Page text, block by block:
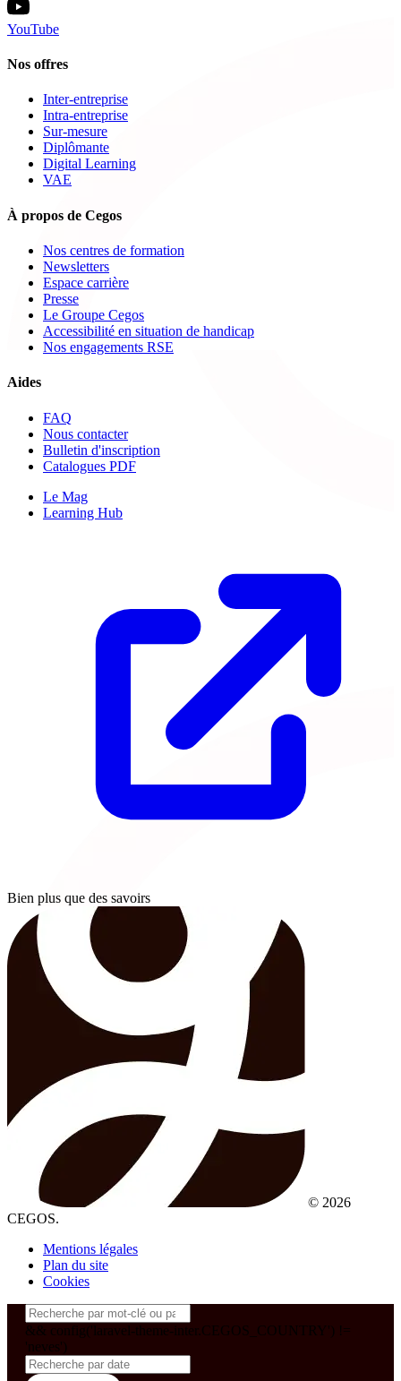
YouTube
Nos offres
Inter-entreprise
Intra-entreprise
Sur-mesure
Diplômante
Digital Learning
VAE
À propos de Cegos
Nos centres de formation
Newsletters
Espace carrière
Presse
Le Groupe Cegos
Accessibilité en situation de handicap
Nos engagements RSE
Aides
FAQ
Nous contacter
Bulletin d'inscription
Catalogues PDF
Le Mag
Learning Hub
Bien plus que des savoirs
© 2026
CEGOS.
Mentions légales
Plan du site
Cookies
&& config('laravel-theme-inter.CEGOS_COUNTRY') !=
'neves')